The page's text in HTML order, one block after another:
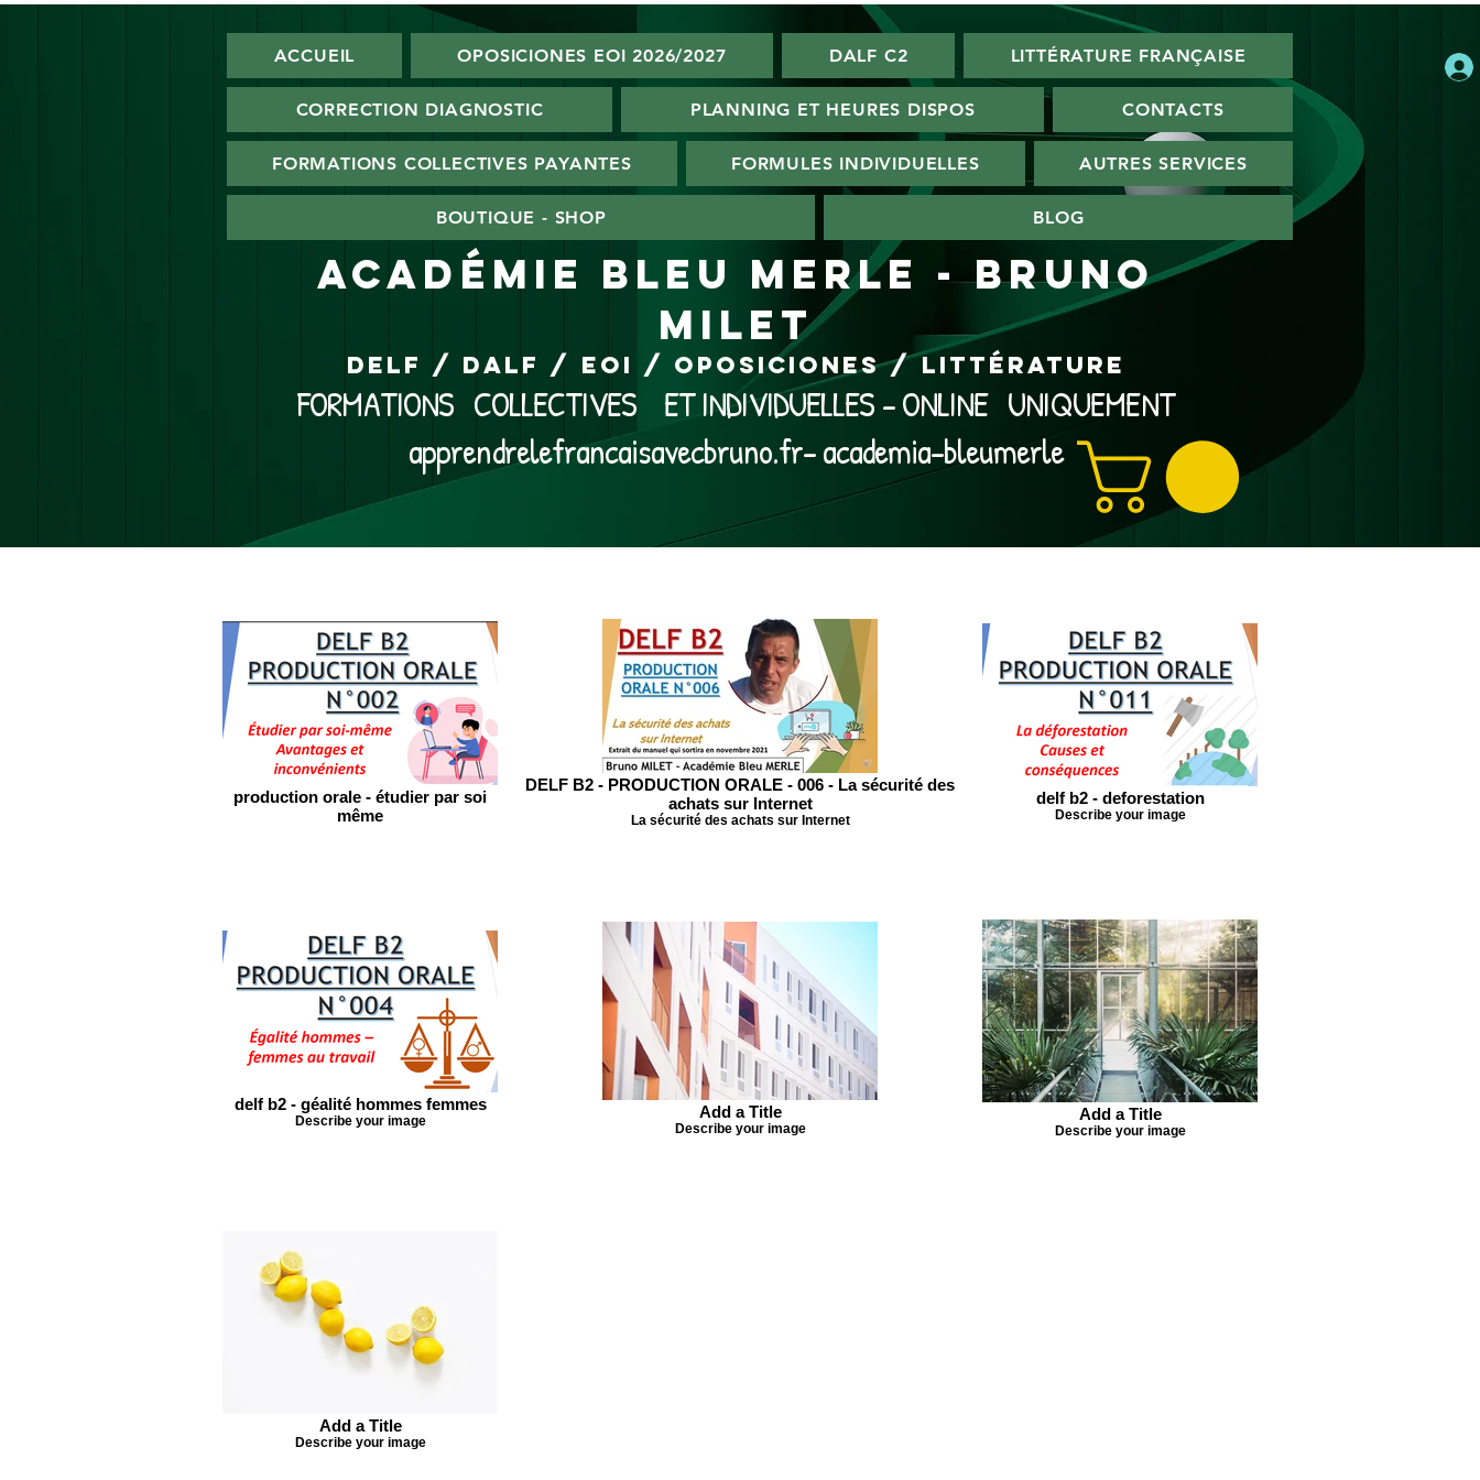
ACCUEIL OPOSICIONES EOI 2026/2027 DALF C2 LITTÉRATURE FRANÇAISE
CORRECTION DIAGNOSTIC PLANNING ET HEURES DISPOS CONTACTS
FORMATIONS COLLECTIVES PAYANTES FORMULES INDIVIDUELLES AUTRES SERVICES
BOUTIQUE - SHOP BLOG
ACADÉMIE BLEU MERLE - Bruno
MILET
DELF / DALF / EOI / Oposiciones / Littérature
FORMATIONS COLLECTIVES ET INDIVIDUELLES - ONLINE UNIQUEMENT
apprendrelefrancaisavecbruno.fr- academia-bleumerle
production orale - étudier par soi
même
DELF B2 - PRODUCTION ORALE - 006 - La sécurité des
achats sur Internet
La sécurité des achats sur Internet
delf b2 - deforestation
Describe your image
delf b2 - géalité hommes femmes
Describe your image Add a Title
Describe your image
Add a Title
Describe your image
Add a Title
Describe your image